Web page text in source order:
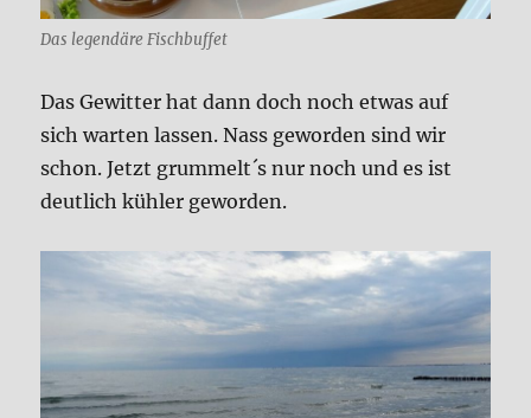
Das legendäre Fischbuffet
Das Gewitter hat dann doch noch etwas auf
sich warten lassen. Nass geworden sind wir
schon. Jetzt grummelt´s nur noch und es ist
deutlich kühler geworden.